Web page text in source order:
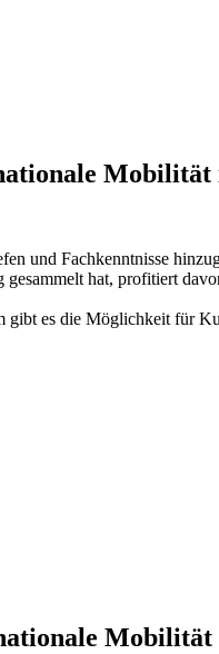
Mobilität
und Fachkenntnisse
gesammelt hat, profitiert
es die Möglichkeit für
Mobilität